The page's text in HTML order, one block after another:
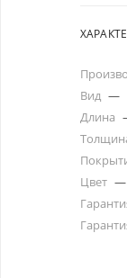
Вид —
Длина
Цвет —